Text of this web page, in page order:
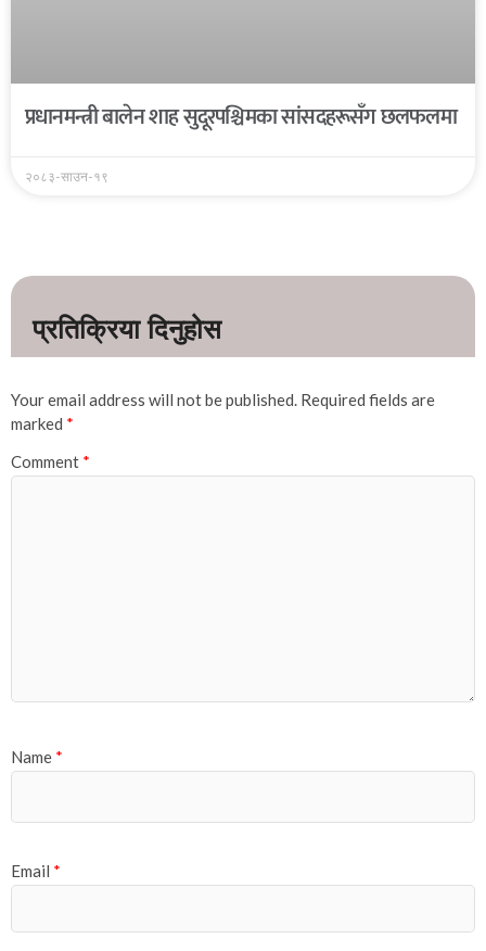
प्रधानमन्त्री बालेन शाह सुदूरपश्चिमका सांसदहरूसँग छलफलमा
२०८३-साउन-१९
Your email address will not be published. Required fields are
marked *
Comment *
Name *
Email *